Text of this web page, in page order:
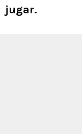
jugar.